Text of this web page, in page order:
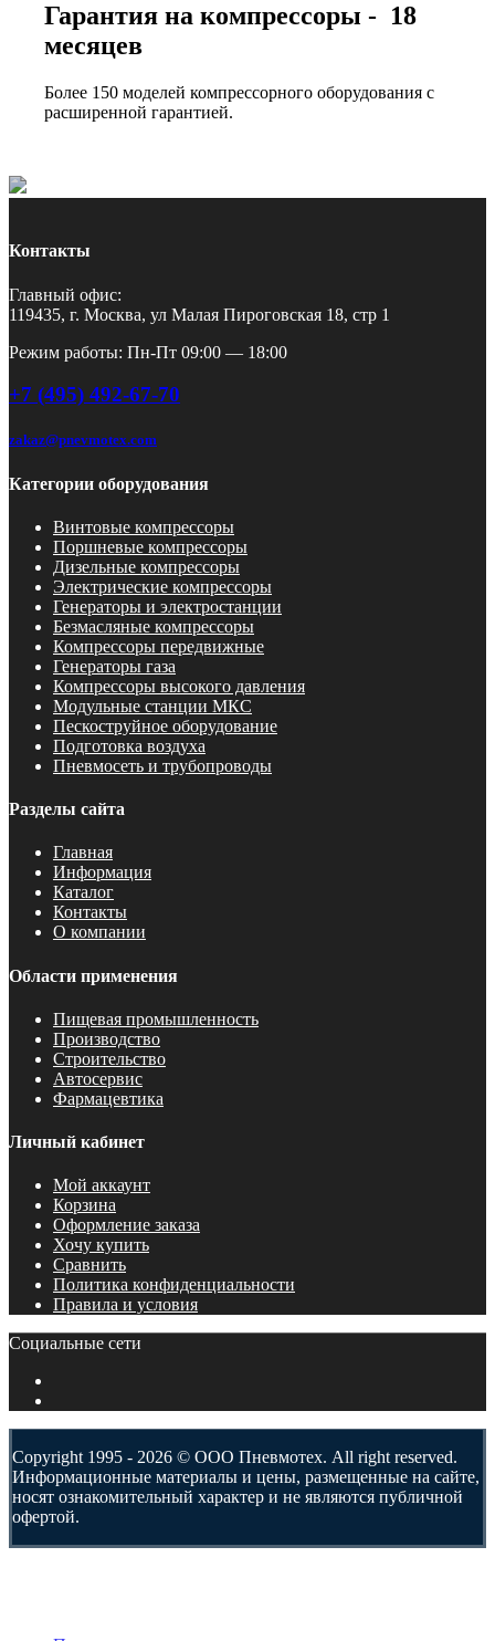
Гарантия на компрессоры - 18
месяцев
Более 150 моделей компрессорного оборудования с
расширенной гарантией.
Контакты
Главный офис:
119435, г. Москва, ул Малая Пироговская 18, стр 1
Режим работы: Пн-Пт 09:00 — 18:00
+7 (495) 492-67-70
zakaz@pnevmotex.com
Категории оборудования
Винтовые компрессоры
Поршневые компрессоры
Дизельные компрессоры
Электрические компрессоры
Генераторы и электростанции
Безмасляные компрессоры
Компрессоры передвижные
Генераторы газа
Компрессоры высокого давления
Модульные станции МКС
Пескоструйное оборудование
Подготовка воздуха
Пневмосеть и трубопроводы
Разделы сайта
Главная
Информация
Каталог
Контакты
О компании
Области применения
Пищевая промышленность
Производство
Строительство
Автосервис
Фармацевтика
Личный кабинет
Мой аккаунт
Корзина
Оформление заказа
Хочу купить
Сравнить
Политика конфиденциальности
Правила и условия
Социальные сети
Copyright 1995 - 2026 © ООО Пневмотех. All right reserved.
Информационные материалы и цены, размещенные на сайте,
носят ознакомительный характер и не являются публичной
офертой.